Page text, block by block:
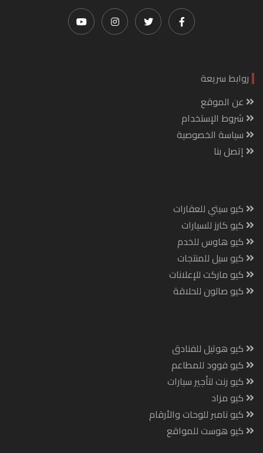
روابط سريعة
عن الموقع
شروط الإستخدام
سياسة الخصوصية
إتصل بنا
كيو سيتي للعقارات
كيو كارز للسيارات
كيو هاوس للخدم
كيو سيل للمنتجات
كيو ماركت للإعلانات
كيو صالون للحلاقة
كيو هوتيل للفنادق
كيو فوود للمطاعم
كيو رنت لتأجير سيارات
كيو مزاد
كيو نامبر للوحات والأرقام
كيو هوست للمواقع